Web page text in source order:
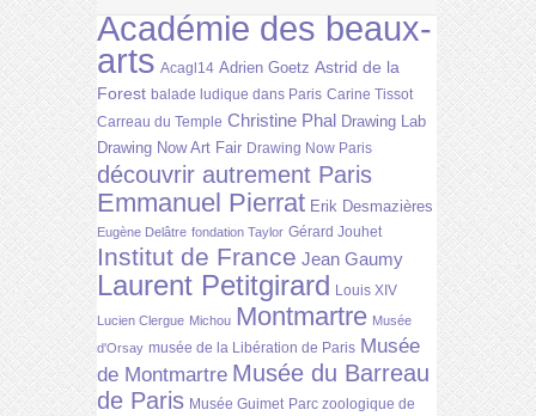
Académie des beaux-
arts Acagl14 Adrien Goetz Astrid de la
Forest balade ludique dans Paris Carine Tissot
Carreau du Temple Christine Phal Drawing Lab
Drawing Now Art Fair Drawing Now Paris
découvrir autrement Paris
Emmanuel Pierrat Erik Desmazières
Eugène Delâtre fondation Taylor Gérard Jouhet
Institut de France Jean Gaumy
Laurent Petitgirard Louis XIV
Lucien Clergue Michou Montmartre Musée
d'Orsay musée de la Libération de Paris Musée
de Montmartre Musée du Barreau
de Paris Musée Guimet Parc zoologique de